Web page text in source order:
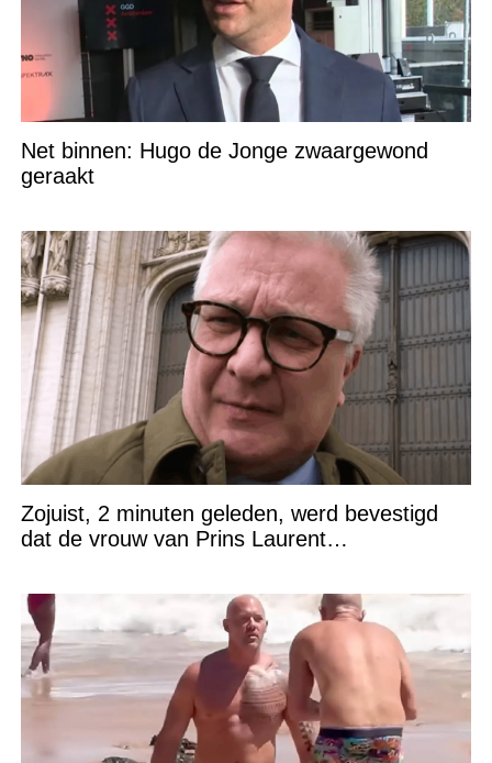
Net binnen: Hugo de Jonge zwaargewond
geraakt
Zojuist, 2 minuten geleden, werd bevestigd
dat de vrouw van Prins Laurent…